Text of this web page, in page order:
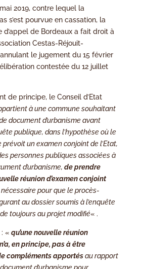
2019, contre lequel la
s’est pourvue en cassation, la
de Bordeaux a fait droit à
Cestas-Réjouit-
le jugement du 15 février
contestée du 12 juillet
de principe, le Conseil d’Etat
à une commune souhaitant
document d’urbanisme avant
publique, dans l’hypothèse où le
prévoit un examen conjoint de l’Etat,
personnes publiques associées à
d’urbanisme, de prendre
réunion d’examen conjoint
pour que le procès-
au dossier soumis à l’enquête
toujours au projet modifié« .
« qu’une nouvelle réunion
en principe, pas à être
compléments apportésau rapport